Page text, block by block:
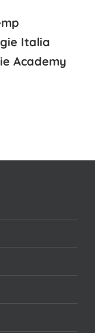
Italia
Academy